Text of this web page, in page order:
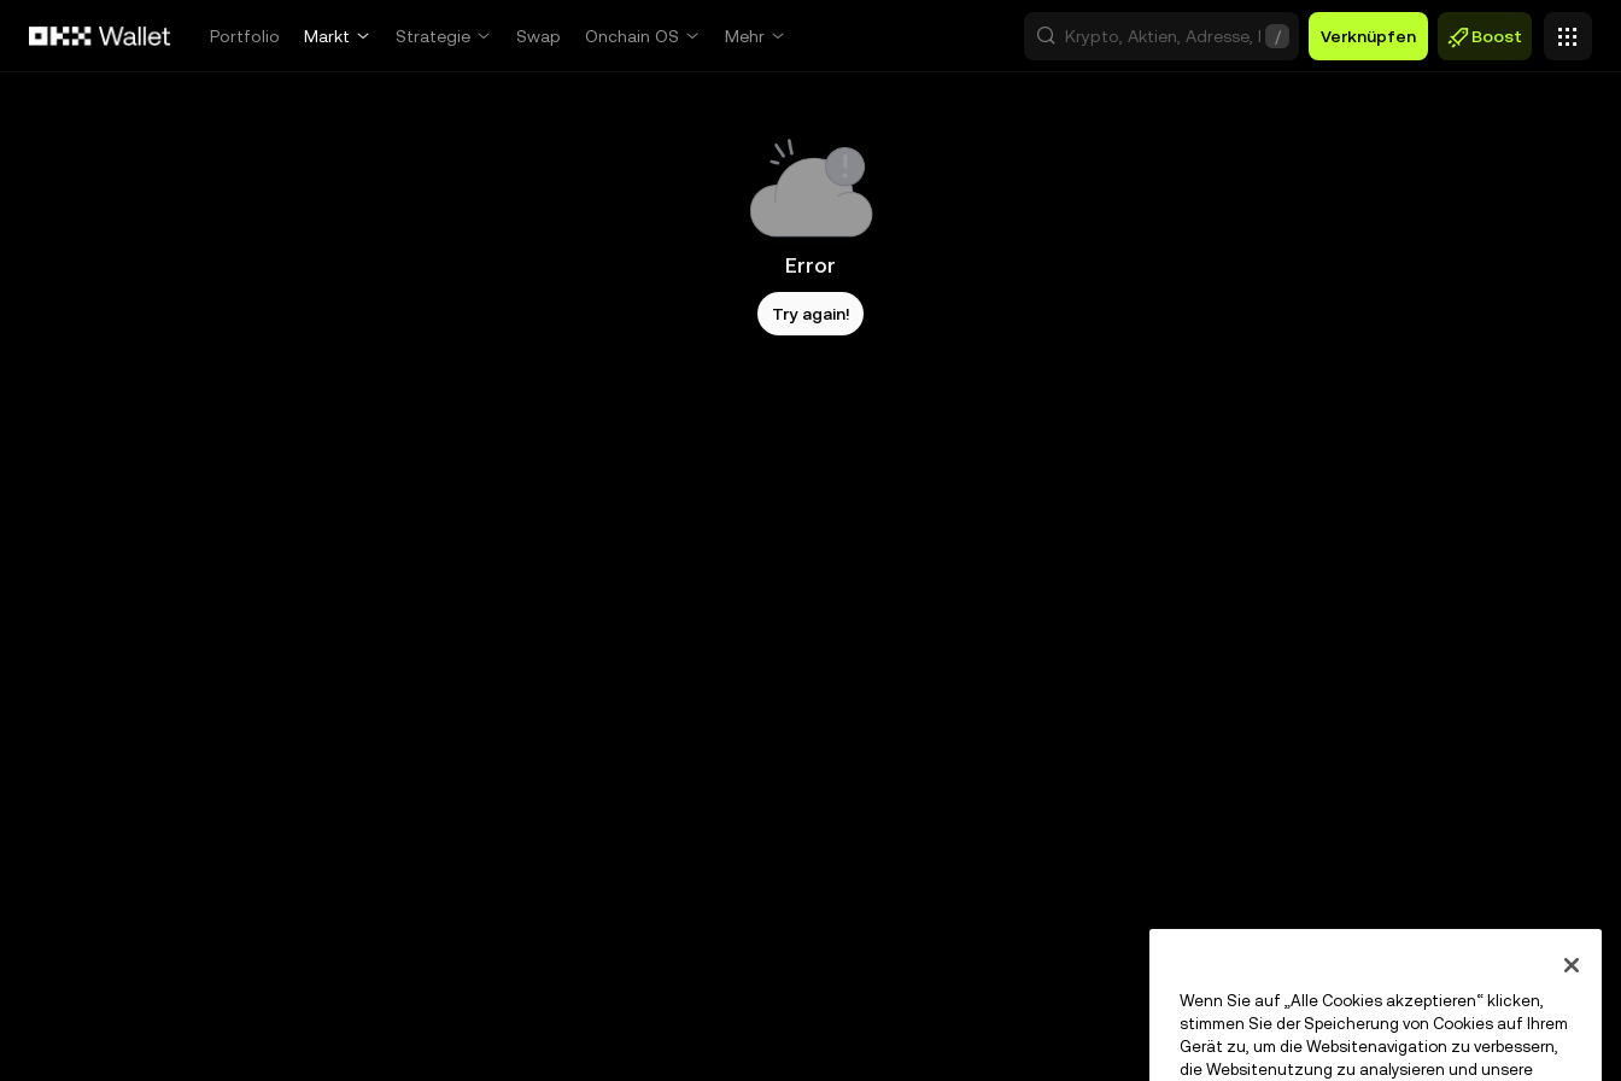
Portfolio
Markt Strategie Swap Onchain OS Mehr / Verknüpfen Boost
Error
Try again!
Wenn Sie auf „Alle Cookies akzeptieren“ klicken,
stimmen Sie der Speicherung von Cookies auf Ihrem
Gerät zu, um die Websitenavigation zu verbessern,
die Websitenutzung zu analysieren und unsere